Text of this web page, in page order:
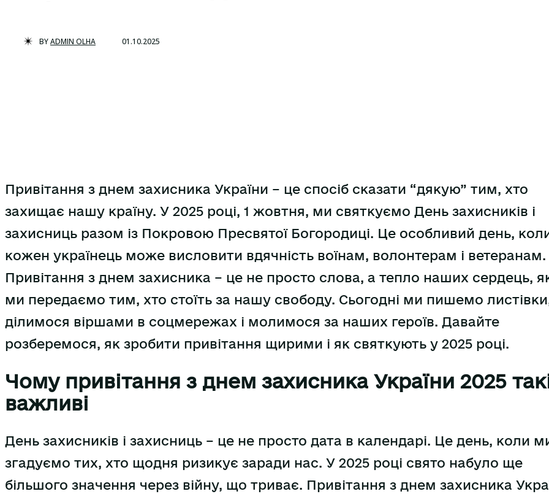
BYADMIN OLHA 01.10.2025
Привітання з днем захисника України – це спосіб сказати “дякую” тим, хто
захищає нашу країну. У 2025 році, 1 жовтня, ми святкуємо День захисників і
захисниць разом із Покровою Пресвятої Богородиці. Це особливий день,
кожен українець може висловити вдячність воїнам, волонтерам і ветеранам.
Привітання з днем захисника – це не просто слова, а тепло наших сердець,
ми передаємо тим, хто стоїть за нашу свободу. Сьогодні ми пишемо
ділимося віршами в соцмережах і молимося за наших героїв. Давайте
розберемося, як зробити привітання щирими і як святкують у 2025 році.
Чому привітання з днем захисника України 2025
важливі
День захисників і захисниць – це не просто дата в календарі. Це день, коли
згадуємо тих, хто щодня ризикує заради нас. У 2025 році свято набуло ще
більшого значення через війну, що триває. Привітання з днем захисника